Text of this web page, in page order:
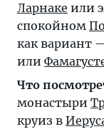
Ларнаке или
спокойном
как вариант
или
Что
монастыри
круиз в